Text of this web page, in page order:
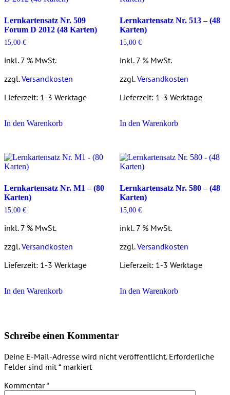
Lernkartensatz Nr. 509
Forum D 2012 (48 Karten)
15,00 €
inkl. 7 % MwSt.
zzgl.Versandkosten
Lieferzeit: 1-3 Werktage
In den Warenkorb
Lernkartensatz Nr. 513 – (48
Karten)
15,00 €
inkl. 7 % MwSt.
zzgl.Versandkosten
Lieferzeit: 1-3 Werktage
In den Warenkorb
Lernkartensatz Nr. M1 – (80
Karten)
15,00 €
inkl. 7 % MwSt.
zzgl.Versandkosten
Lieferzeit: 1-3 Werktage
In den Warenkorb
Lernkartensatz Nr. 580 – (48
Karten)
15,00 €
inkl. 7 % MwSt.
zzgl.Versandkosten
Lieferzeit: 1-3 Werktage
In den Warenkorb
Schreibe einen Kommentar
Deine E-Mail-Adresse wird nicht veröffentlicht. Erforderliche
Felder sind mit * markiert
Kommentar*